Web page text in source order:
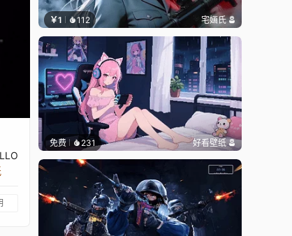
￥1 112 宅婳氏
免费 231 好看壁纸